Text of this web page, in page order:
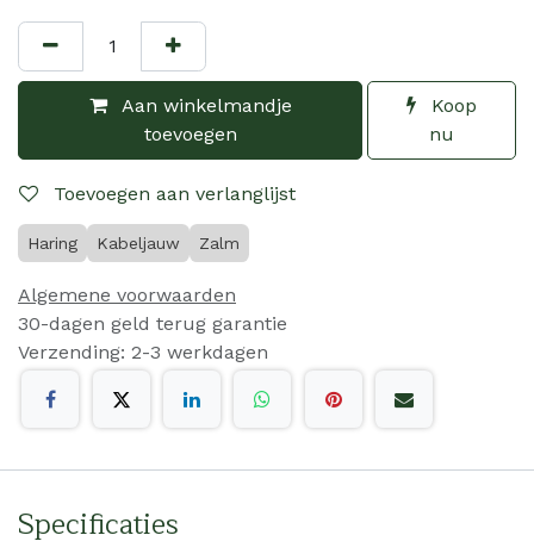
Aan winkelmandje
toevoegen
Koop
nu
Toevoegen aan verlanglijst
Haring Kabeljauw Zalm
Algemene voorwaarden
30-dagen geld terug garantie
Verzending: 2-3 werkdagen
Specificaties